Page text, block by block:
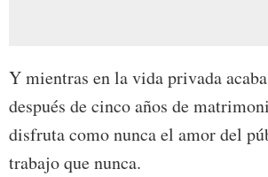
Y mientras en la vida privada
después de cinco años de
disfruta como nunca el amor del
trabajo que nunca.